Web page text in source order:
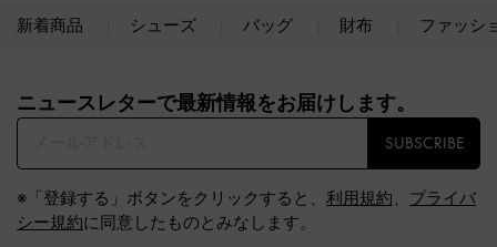
新着商品 シューズ バッグ 財布 ファッシ
ニュースレターで最新情報をお届けします。​
SUBSCRIBE
※「登録する」ボタンをクリックすると、 利用規約、 プライバ
シー規約に同意したものとみなします。